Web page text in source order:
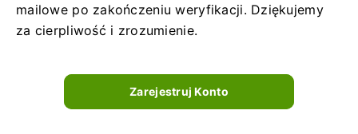
mailowe po zakończeniu weryfikacji. Dziękujemy
za cierpliwość i zrozumienie.
Zarejestruj Konto